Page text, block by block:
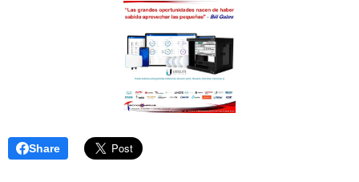
Share